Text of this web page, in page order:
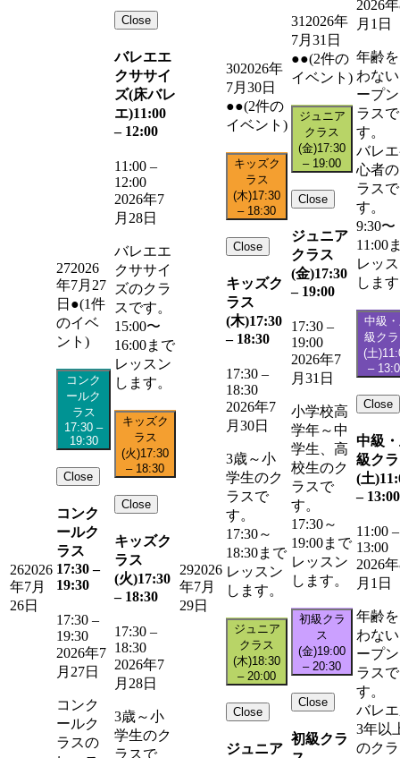
262026
年7月
26日
272026
年7月27
日 ●(1件
のイベ
ント)
コンク
ールク
ラス
17:30 –
19:30
Close
コンク
ールク
ラス
17:30 –
19:30
17:30 –
19:30
2026年7
月27日
コンク
ールク
ラスの
Close
バレエエ
クササイ
ズ(床バレ
エ)11:00
– 12:00
11:00 –
12:00
2026年7
月28日
バレエエ
クササイ
ズのクラ
スです。
15:00〜
16:00まで
レッスン
します。
キッズク
ラス
(火)17:30
– 18:30
Close
キッズク
ラス
(火)17:30
– 18:30
17:30 –
18:30
2026年7
月28日
3歳～小
学生のク
ラスで
292026
年7月
29日
302026年
7月30日
●●(2件の
イベント)
キッズク
ラス
(木)17:30
– 18:30
Close
キッズク
ラス
(木)17:30
– 18:30
17:30 –
18:30
2026年7
月30日
3歳～小
学生のク
ラスで
す。
17:30～
18:30まで
レッスン
します。
ジュニア
クラス
(木)18:30
– 20:00
Close
ジュニア
31 2026年
7月31日
●●(2件の
イベント)
ジュニア
クラス
(金)17:30
– 19:00
Close
ジュニア
クラス
(金)17:30
– 19:00
17:30 –
19:00
2026年7
月31日
小学校高
学年～中
学生、高
校生のク
ラスで
す。
17:30～
19:00まで
レッスン
します。
初級クラ
ス
(金)19:00
– 20:30
Close
初級クラ
2026
月1日
年齢
わな
ープ
ラスで
す。
バレ
心者
ラスで
す。
9:30〜
11:00
レッ
しま
中級
級ク
(土)
–
Close
中級
級ク
(土)
– 13:00
11:00 –
13:00
2026
月1日
年齢
わな
ープ
ラスで
す。
バレ
3年以
のク